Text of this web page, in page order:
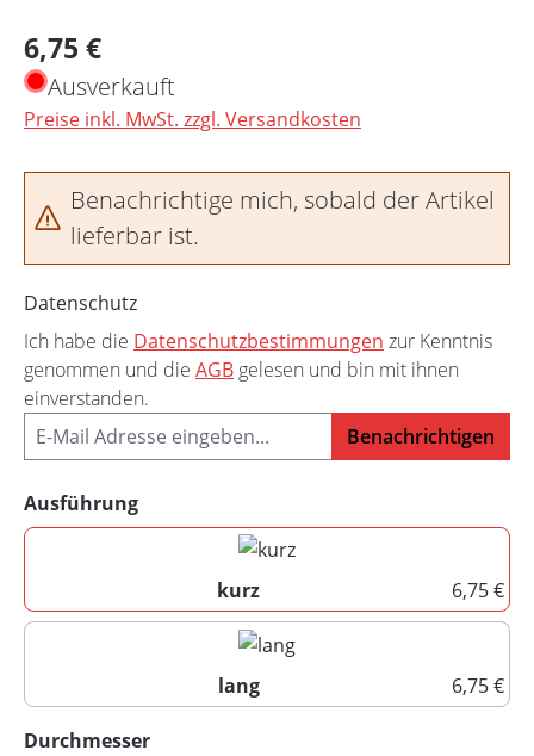
Regulärer Preis:
6,75 €
Ausverkauft
Preise inkl. MwSt. zzgl. Versandkosten
Benachrichtige mich, sobald der Artikel
lieferbar ist.
Datenschutz
Ich habe die Datenschutzbestimmungen zur Kenntnis
genommen und die AGB gelesen und bin mit ihnen
einverstanden.
Benachrichtigen
Ausführungauswählen
kurz
6,75 €
kurz
lang
6,75 €
Durchmesserauswählen